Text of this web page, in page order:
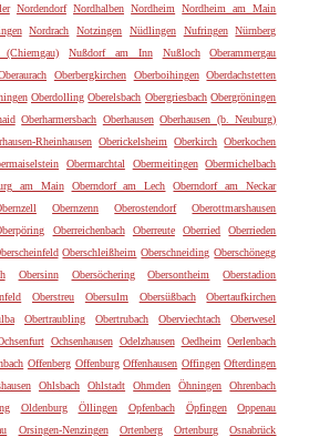
Nordendorf Nordhalben Nordheim
Nordheim am Main
Nordrach Notzingen Nüdlingen Nufringen
Nürnberg
Nußdorf am Inn Nußloch
Oberammergau
Oberbergkirchen Oberboihingen
Oberdachstetten
Oberdolling Oberelsbach Obergriesbach Obergröningen
Oberharmersbach Oberhausen Oberhausen (b. Neuburg)
Rheinhausen Oberickelsheim Oberkirch Oberkochen
Obermarchtal Obermeitingen
Obermichelbach
am Main Oberndorf am Lech
Oberndorf am Neckar
Obernzenn Oberostendorf
Oberottmarshausen
Oberreichenbach Oberreute Oberried
Oberrieden
Oberschleißheim Oberschneiding Oberschönegg
Obersinn Obersöchering Obersontheim
Oberstadion
Oberstreu Obersulm Obersüßbach
Obertaufkirchen
Obertraubling Obertrubach Oberviechtach
Oberwesel
Ochsenhausen Odelzhausen Oedheim Oerlenbach
Offenberg Offenburg Offenhausen Offingen Ofterdingen
Ohlsbach Ohlstadt Ohmden Öhningen
Ohrenbach
Oldenburg Öllingen Opfenbach Öpfingen
Oppenau
Orsingen-Nenzingen Ortenberg Ortenburg
Osnabrück